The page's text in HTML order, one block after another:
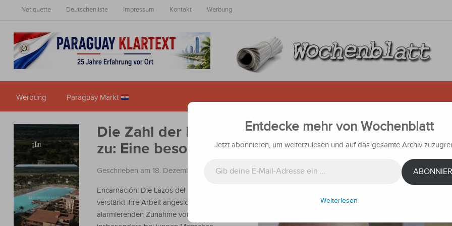
Netiquette Deutschenliste Impressum Kontakt Werbung
Werbung Paraguay Markt
Die Zahl der Krebspatienten im Süden des Landes
zu: Eine besorgniserregende Realität
Geschrieben am 18. Dezember 2024 inNachrichten
Encarnación: Die Lazos del Sur-Stiftung
verstärkt ihre Arbeit angesichts der
alarmierenden Zunahme von Krebsfällen,
Entdecke mehr von Wochenblatt
Jetzt abonnieren, um weiterzulesen und auf das gesamte Archiv
Weiterlesen